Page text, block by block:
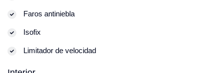
Faros antiniebla
Isofix
Limitador de velocidad